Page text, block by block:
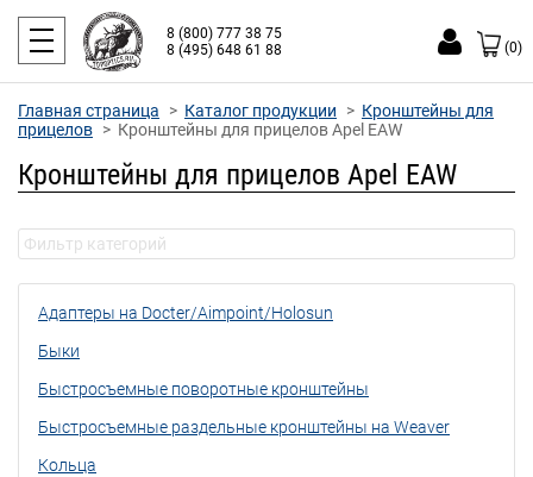
8 (800) 777 38 75
8 (495) 648 61 88
(0)
Главная страница Каталог продукции
Кронштейны для
прицелов
Кронштейны для прицелов Apel EAW
Кронштейны для прицелов Apel EAW
Адаптеры на Docter/Aimpoint/Holosun
Быки
Быстросъемные поворотные кронштейны
Быстросъемные раздельные кронштейны на Weaver
Кольца